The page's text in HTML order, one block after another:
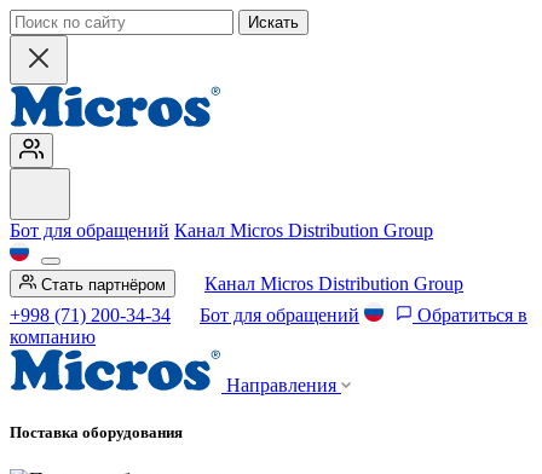
Искать
Бот для обращений Канал Micros Distribution Group
Стать партнёром
Канал Micros Distribution Group
+998 (71) 200-34-34
Бот для обращений
Обратиться в
компанию
Направления
Поставка оборудования